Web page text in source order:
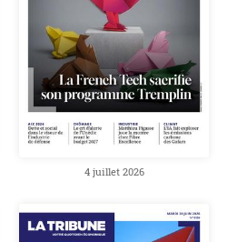
4 juillet 2026